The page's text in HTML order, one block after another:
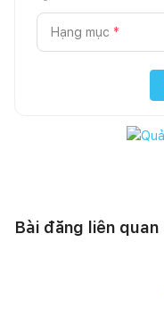
Hạng mục *
Bài đăng liên quan